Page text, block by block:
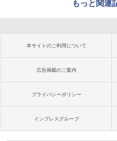
もっと関連
本サイトのご利用について
広告掲載のご案内
プライバシーポリシー
インプレスグループ